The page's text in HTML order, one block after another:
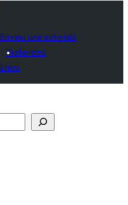
Envieu una extensió
Preferides
Entra